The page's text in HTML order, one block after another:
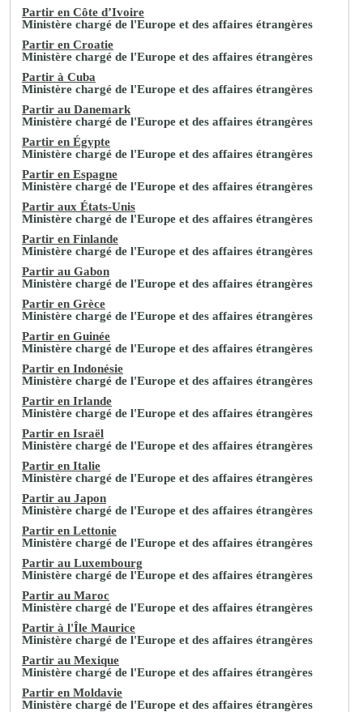
Partir en Côte d’Ivoire
Ministère chargé de l'Europe et des affaires étrangères
Partir en Croatie
Ministère chargé de l'Europe et des affaires étrangères
Partir à Cuba
Ministère chargé de l'Europe et des affaires étrangères
Partir au Danemark
Ministère chargé de l'Europe et des affaires étrangères
Partir en Égypte
Ministère chargé de l'Europe et des affaires étrangères
Partir en Espagne
Ministère chargé de l'Europe et des affaires étrangères
Partir aux États-Unis
Ministère chargé de l'Europe et des affaires étrangères
Partir en Finlande
Ministère chargé de l'Europe et des affaires étrangères
Partir au Gabon
Ministère chargé de l'Europe et des affaires étrangères
Partir en Grèce
Ministère chargé de l'Europe et des affaires étrangères
Partir en Guinée
Ministère chargé de l'Europe et des affaires étrangères
Partir en Indonésie
Ministère chargé de l'Europe et des affaires étrangères
Partir en Irlande
Ministère chargé de l'Europe et des affaires étrangères
Partir en Israël
Ministère chargé de l'Europe et des affaires étrangères
Partir en Italie
Ministère chargé de l'Europe et des affaires étrangères
Partir au Japon
Ministère chargé de l'Europe et des affaires étrangères
Partir en Lettonie
Ministère chargé de l'Europe et des affaires étrangères
Partir au Luxembourg
Ministère chargé de l'Europe et des affaires étrangères
Partir au Maroc
Ministère chargé de l'Europe et des affaires étrangères
Partir à l'Île Maurice
Ministère chargé de l'Europe et des affaires étrangères
Partir au Mexique
Ministère chargé de l'Europe et des affaires étrangères
Partir en Moldavie
Ministère chargé de l'Europe et des affaires étrangères